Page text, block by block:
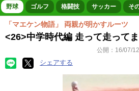
ボートレース 競輪 オートレース
野球 ゴルフ 格闘技 サッカー そ
「マエケン物語」 両親が明かすルーツ
<26>中学時代編 走って走って
公開： 16/07/
シェアする